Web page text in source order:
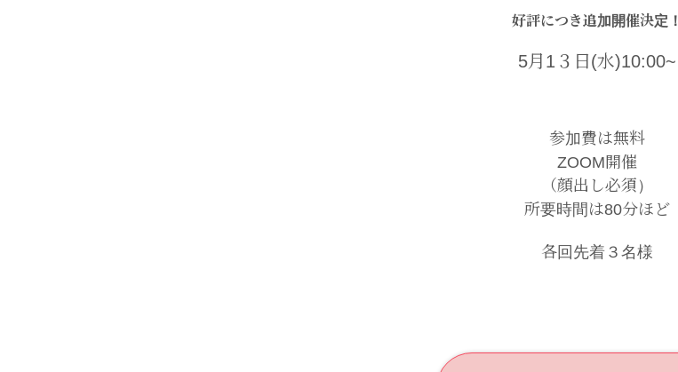
好評につき追加開催決定！
5月1３日(水)10:00~
参加費は無料
ZOOM開催
（顔出し必須）
所要時間は80分ほど
各回先着３名様